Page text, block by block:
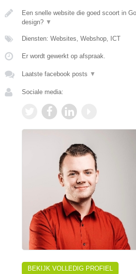
Een snelle website die goed scoort in
design? ▼
Diensten: Websites, Webshop, ICT
Er wordt gewerkt op afspraak.
Laatste facebook posts ▼
Sociale media:
BEKIJK VOLLEDIG PROFIEL